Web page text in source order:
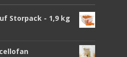
Storpack - 1,9 kg